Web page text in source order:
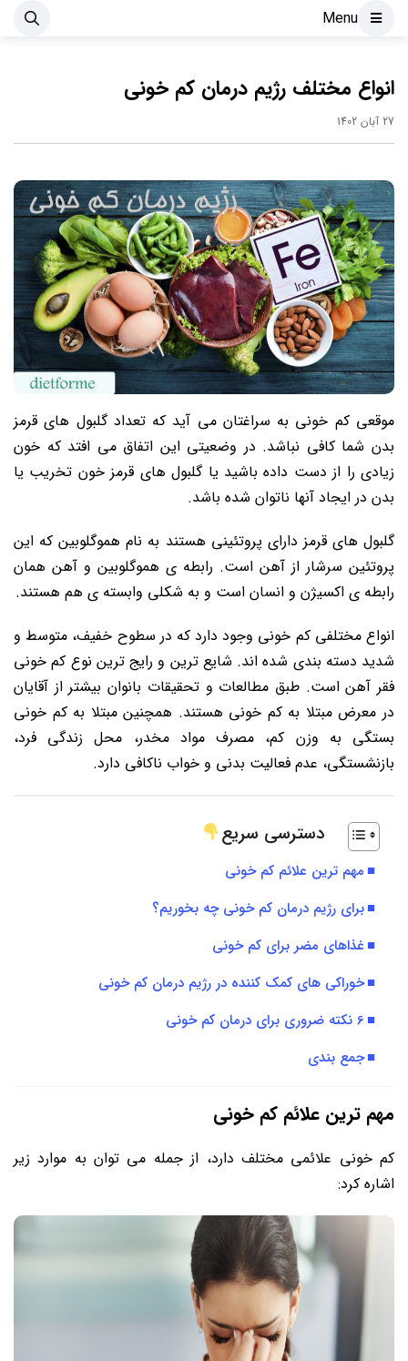
Menu
انواع مختلف رژیم درمان کم خونی
27 آبان 1402
موقعی کم خونی به سراغتان می آید که تعداد گلبول های قرمز
بدن شما کافی نباشد. در وضعیتی این اتفاق می افتد که خون
زیادی را از دست داده باشید یا گلبول های قرمز خون تخریب یا
بدن در ایجاد آنها ناتوان شده باشد.
گلبول های قرمز دارای پروتئینی هستند به نام هموگلوبین که این
پروتئین سرشار از آهن است. رابطه ی هموگلوبین و آهن همان
رابطه ی اکسیژن و انسان است و به شکلی وابسته ی هم هستند.
انواع مختلفی کم خونی وجود دارد که در سطوح خفیف، متوسط و
شدید دسته بندی شده اند. شایع ترین و رایج ترین نوع کم خونی
فقر آهن است. طبق مطالعات و تحقیقات بانوان بیشتر از آقایان
در معرض مبتلا به کم خونی هستند. همچنین مبتلا به کم خونی
بستگی به وزن کم، مصرف مواد مخدر، محل زندگی فرد،
بازنشستگی، عدم فعالیت بدنی و خواب ناکافی دارد.
دسترسی سریع
مهم ‌ترین علائم کم‌ خونی
برای رژیم درمان کم خونی چه بخوریم؟
غذاهای مضر برای کم‌ خونی
خوراکی‌ های کمک ‌کننده در رژیم درمان کم خونی
6 نکته ضروری برای درمان کم خونی
جمع ‌بندی
مهم ‌ترین علائم کم‌ خونی
کم خونی علائمی مختلف دارد، از جمله می توان به موارد زیر
اشاره کرد: